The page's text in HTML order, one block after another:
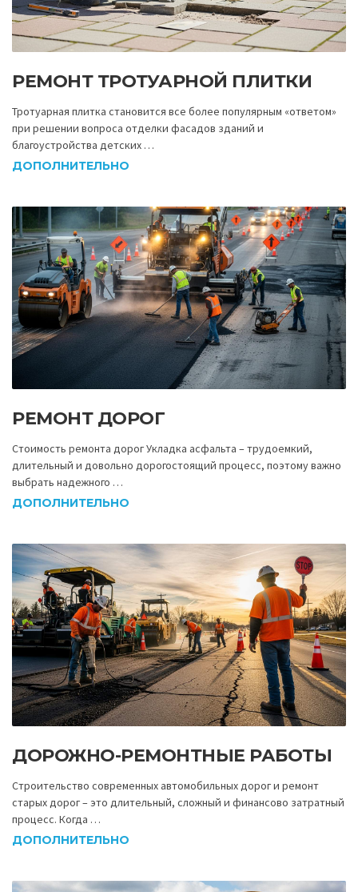
РЕМОНТ ТРОТУАРНОЙ ПЛИТКИ
Тротуарная плитка становится все более популярным «ответом»
при решении вопроса отделки фасадов зданий и
благоустройства детских …
ДОПОЛНИТЕЛЬНО
РЕМОНТ ДОРОГ
Стоимость ремонта дорог Укладка асфальта – трудоемкий,
длительный и довольно дорогостоящий процесс, поэтому важно
выбрать надежного …
ДОПОЛНИТЕЛЬНО
ДОРОЖНО-РЕМОНТНЫЕ РАБОТЫ
Строительство современных автомобильных дорог и ремонт
старых дорог – это длительный, сложный и финансово затратный
процесс. Когда …
ДОПОЛНИТЕЛЬНО